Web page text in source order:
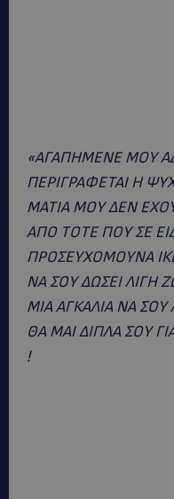
«ΑΓΑΠΗΜΕΝΕ ΜΟΥ
ΠΕΡΙΓΡΑΦΕΤΑΙ Η
ΜΑΤΙΑ ΜΟΥ ΔΕΝ
ΑΠΟ ΤΟΤΕ ΠΟΥ ΣΕ
ΠΡΟΣΕΥΧΟΜΟΥΝΑ
ΝΑ ΣΟΥ ΔΩΣΕΙ ΛΙΓΗ
ΜΙΑ ΑΓΚΑΛΙΑ ΝΑ ΣΟΥ
ΘΑ ΜΑΙ ΔΙΠΛΑ ΣΟΥ
!